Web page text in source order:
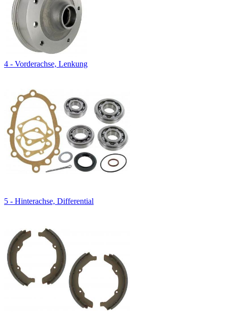
4 - Vorderachse, Lenkung
5 - Hinterachse, Differential